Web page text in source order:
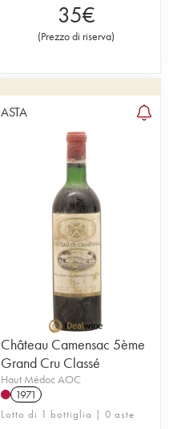
35€
(Prezzo di riserva)
ASTA
Château Camensac 5ème
Grand Cru Classé
Haut Médoc AOC
1971
Lotto di 1 bottiglia | 0 aste